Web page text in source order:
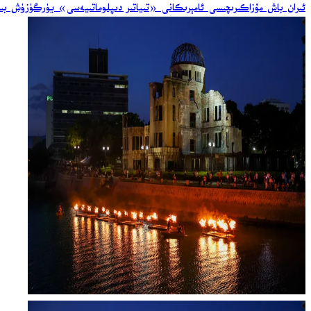
ئىران باش مۇزاكىرىچىسى ئامېرىكانى «تىياتىر دىپلوماتىيەسى» يۈرگۈزۈش